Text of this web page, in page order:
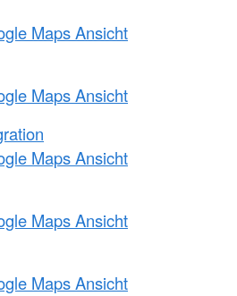
Maps Ansicht
Maps Ansicht
Maps Ansicht
Maps Ansicht
Maps Ansicht